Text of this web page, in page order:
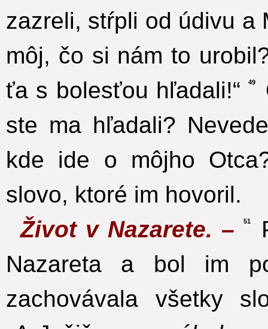
zazreli, stŕpli od údivu a
môj, čo si nám to
ťa s bolesťou hľadali!“
49
ste ma hľadali?
kde ide o môjho
slovo, ktoré im hovoril.
Život v Nazarete. –
51
Nazareta a bol im
zachovávala všetky